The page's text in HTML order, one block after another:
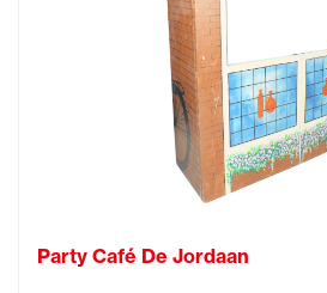
Party Café De Jordaan